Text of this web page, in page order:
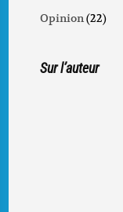
Opinion(22)
Sur l’auteur